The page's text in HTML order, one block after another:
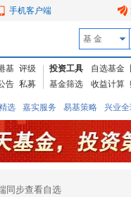
手机客户端
基 金
基 评级
告 私募
投资工具 自选基金
基金筛选
收益计算
选 嘉实服务 易基策略 兴业
小盘 银华优质 中银中国 广发
同步查看自选